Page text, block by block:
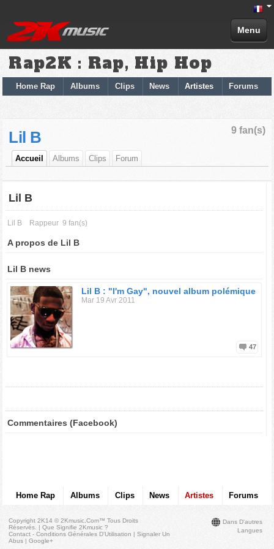
Menu
Rap2K : Rap, Hip Hop
Home Rap Albums Clips News Artistes Forums
9 fan(s)
Lil B
Accueil Albums Clips Forum
Lil B
Lil B Rappeur 9 fan(s)
A propos de Lil B
Lil B news
Lil B : "I'm Gay", nouvel album polémique
Mar 19 Avr 2011
47
Commentaires (Facebook)
Home Rap Albums Clips News Artistes Forums
Dans D'autres
Langues
Copyright 2K14 © 2Kmusic.com™Tous Droits
Réservés . |Que Signifie 2Kmusic ?
Contact - Conditions Générales D'Utilisation |Signaler Un
Abus |Google+